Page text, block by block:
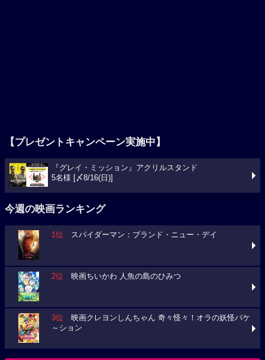
【プレゼントキャンペーン実施中】
『グレイ・ミッション』アクリルスタンド
5名様 [〆8/16(日)]
今週の映画ランキング
1位 スパイダーマン：ブランド・ニュー・デイ
2位 映画ちいかわ 人魚の島のひみつ
3位 映画クレヨンしんちゃん 奇々怪々！オラの妖怪バケ
～ション